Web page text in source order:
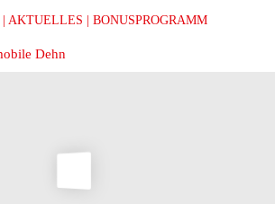
| AKTUELLES | BONUSPROGRAMM